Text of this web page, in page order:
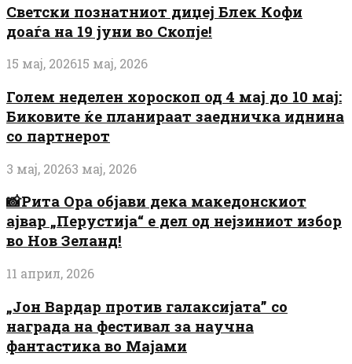
Светски познатниот диџеј Блек Кофи
доаѓа на 19 јуни во Скопје!
15 мај, 202615 мај, 2026
Голем неделен хороскоп од 4 мај до 10 мај:
Биковите ќе планираат заедничка иднина
со партнерот
3 мај, 20263 мај, 2026
📸Рита Ора објави дека македонскиот
ајвар „Перустија“ е дел од нејзиниот избор
во Нов Зеланд!
11 април, 2026
„Јон Вардар против галаксијата” со
награда на фестивал за научна
фантастика во Мајами